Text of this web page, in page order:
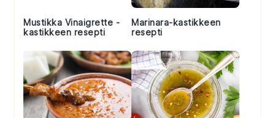
Mustikka Vinaigrette -
kastikkeen resepti
Marinara-kastikkeen
resepti